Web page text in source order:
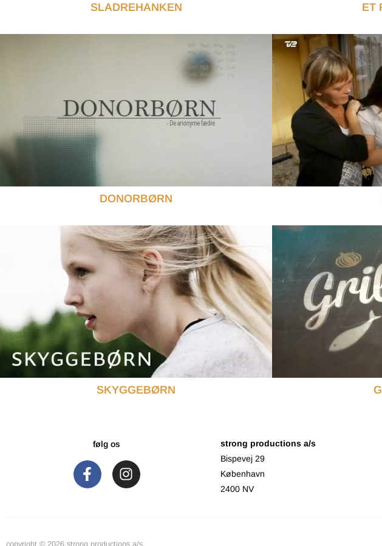
SLADREHANKEN ET
DONORBØRN
SKYGGEBØRN
følg os
strong productions a/s
Bispevej 29
København
2400 NV
copyright © 2026 strong productions a/s